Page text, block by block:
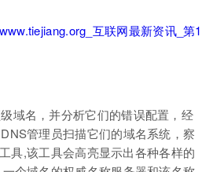
域名，并分析它们的错误配置，经
管理员扫描它们的域名系统，察
具,该工具会高亮显示出各种各样的